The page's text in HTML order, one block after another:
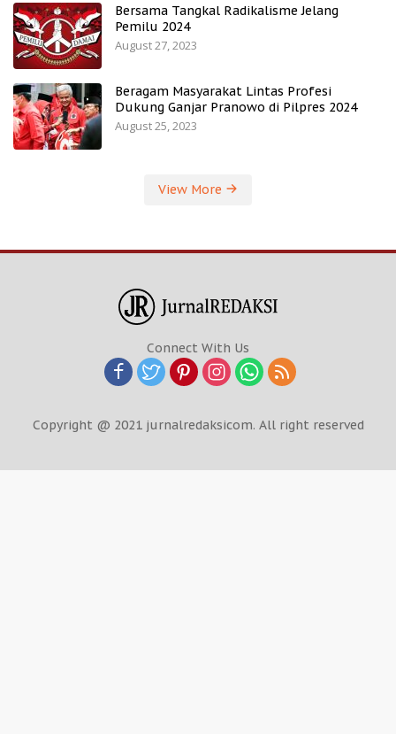
Bersama Tangkal Radikalisme Jelang
Pemilu 2024
August 27, 2023
Beragam Masyarakat Lintas Profesi
Dukung Ganjar Pranowo di Pilpres 2024
August 25, 2023
View More
Connect With Us
Copyright @ 2021 jurnalredaksicom. All right reserved